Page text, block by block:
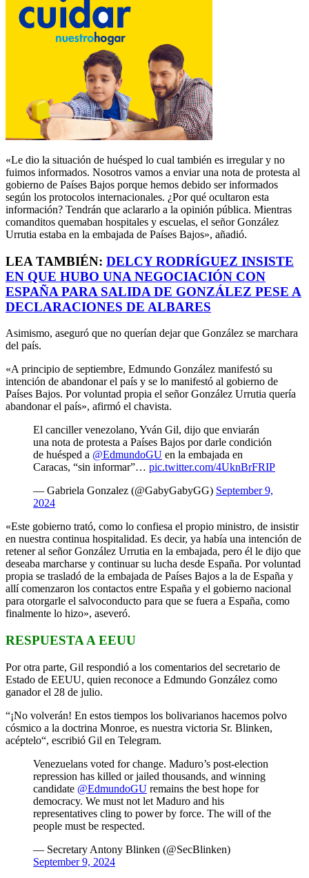
«Le dio la situación de huésped lo cual también es irregular y no
fuimos informados. Nosotros vamos a enviar una nota de protesta al
gobierno de Países Bajos porque hemos debido ser informados
según los protocolos internacionales. ¿Por qué ocultaron esta
información? Tendrán que aclararlo a la opinión pública. Mientras
comanditos quemaban hospitales y escuelas, el señor González
Urrutia estaba en la embajada de Países Bajos», añadió.
LEA TAMBIÉN: DELCY RODRÍGUEZ INSISTE
EN QUE HUBO UNA NEGOCIACIÓN CON
ESPAÑA PARA SALIDA DE GONZÁLEZ PESE A
DECLARACIONES DE ALBARES
Asimismo, aseguró que no querían dejar que González se marchara
del país.
«A principio de septiembre, Edmundo González manifestó su
intención de abandonar el país y se lo manifestó al gobierno de
Países Bajos. Por voluntad propia el señor González Urrutia quería
abandonar el país», afirmó el chavista.
El canciller venezolano, Yván Gil, dijo que enviarán
una nota de protesta a Países Bajos por darle condición
de huésped a @EdmundoGU en la embajada en
Caracas, “sin informar”… pic.twitter.com/4UknBrFRIP
— Gabriela Gonzalez (@GabyGabyGG) September 9,
2024
«Este gobierno trató, como lo confiesa el propio ministro, de insistir
en nuestra continua hospitalidad. Es decir, ya había una intención de
retener al señor González Urrutia en la embajada, pero él le dijo que
deseaba marcharse y continuar su lucha desde España. Por voluntad
propia se trasladó de la embajada de Países Bajos a la de España y
allí comenzaron los contactos entre España y el gobierno nacional
para otorgarle el salvoconducto para que se fuera a España, como
finalmente lo hizo», aseveró.
RESPUESTA A EEUU
Por otra parte, Gil respondió a los comentarios del secretario de
Estado de EEUU, quien reconoce a Edmundo González como
ganador el 28 de julio.
“¡No volverán! En estos tiempos los bolivarianos hacemos polvo
cósmico a la doctrina Monroe, es nuestra victoria Sr. Blinken,
acéptelo“, escribió Gil en Telegram.
Venezuelans voted for change. Maduro’s post-election
repression has killed or jailed thousands, and winning
candidate @EdmundoGU remains the best hope for
democracy. We must not let Maduro and his
representatives cling to power by force. The will of the
people must be respected.
— Secretary Antony Blinken (@SecBlinken)
September 9, 2024